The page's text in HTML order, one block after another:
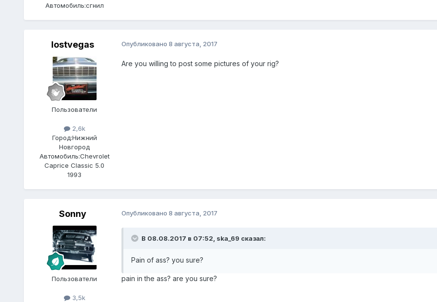
Автомобиль:сгнил
lostvegas
Пользователи
2,6k
Город:Нижний
Новгород
Автомобиль:Chevrolet
Caprice Classic 5.0
1993
Опубликовано 8 августа, 2017
Are you willing to post some pictures of your rig?
Sonny
Пользователи
3,5k
Опубликовано 8 августа, 2017
В 08.08.2017 в 07:52, ska_69 сказал:
Pain of ass? you sure?
pain in the ass? are you sure?